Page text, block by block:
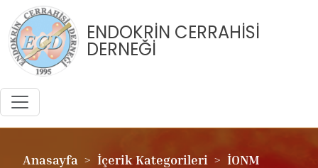
ENDOKRİN CERRAHİSİ
DERNEĞİ
Anasayfa İçerik Kategorileri
İONM